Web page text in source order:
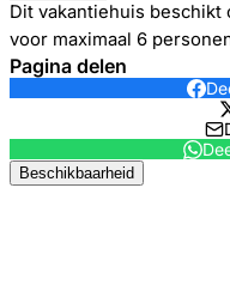
Dit vakantiehuis beschikt
voor maximaal 6
Pagina delen
Beschikbaarheid